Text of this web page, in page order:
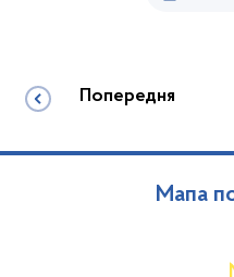
Попередня
Мапа